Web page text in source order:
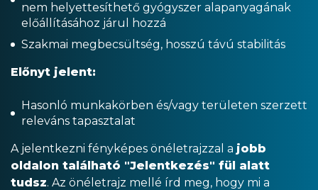
nem helyettesíthető gyógyszer alapanyagának
előállításához járul hozzá
Szakmai megbecsültség, hosszú távú stabilitás
Előnyt jelent:
Hasonló munkakörben és/vagy területen szerzett
releváns tapasztalat
A jelentkezni fényképes önéletrajzzal a jobb
oldalon található "Jelentkezés" fül alatt
tudsz. Az önéletrajz mellé írd meg, hogy mi a